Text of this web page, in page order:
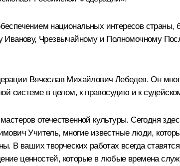
национальных интересов страны,
Чрезвычайному и Полномочному
Вячеслав Михайлович Лебедев. Он
системе в целом, к правосудию и к
отечественной культуры. Сегодня
Учитель, многие известные люди,
В ваших творческих работах всегда
ценностей, которые в любые времена